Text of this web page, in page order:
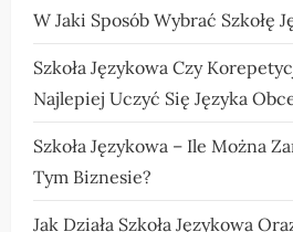
W Jaki Sposób Wybrać Szkołę
Szkoła Językowa Czy
Najlepiej Uczyć Się Języka
Szkoła Językowa – Ile Można
Tym Biznesie?
Jak Działa Szkoła Językowa